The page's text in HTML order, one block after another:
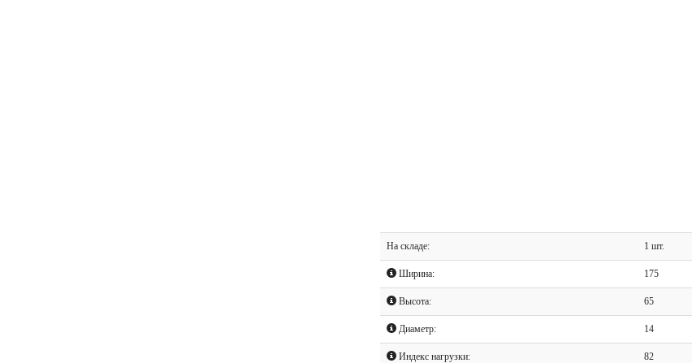
На складе: 1 шт.
Ширина: 175
Высота: 65
Диаметр: 14
Индекс нагрузки: 82